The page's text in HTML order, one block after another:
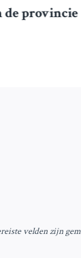
provincie
velden zijn